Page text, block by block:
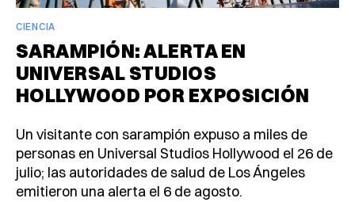
CIENCIA
SARAMPIÓN: ALERTA EN
UNIVERSAL STUDIOS
HOLLYWOOD POR EXPOSICIÓN
Un visitante con sarampión expuso a miles de
personas en Universal Studios Hollywood el 26 de
julio; las autoridades de salud de Los Ángeles
emitieron una alerta el 6 de agosto.